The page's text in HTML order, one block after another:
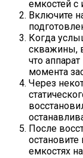
емкостей
Включите
Когда
скважины,
что
момента
Через
После
емкостях